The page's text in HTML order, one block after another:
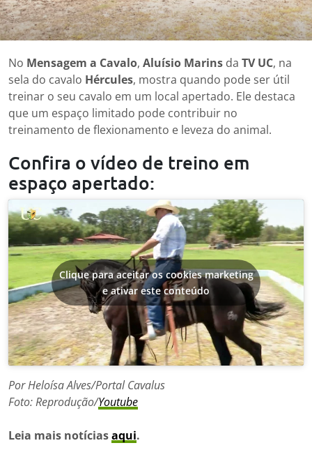
No Mensagem a Cavalo, Aluísio Marins da TV UC, na
sela do cavalo Hércules, mostra quando pode ser útil
treinar o seu cavalo em um local apertado. Ele destaca
que um espaço limitado pode contribuir no
treinamento de flexionamento e leveza do animal.
Confira o vídeo de treino em
espaço apertado:
Clique para aceitar os cookies marketing
e ativar este conteúdo
Por Heloísa Alves/Portal Cavalus
Foto: Reprodução/Youtube
Leia mais notíciasaqui.